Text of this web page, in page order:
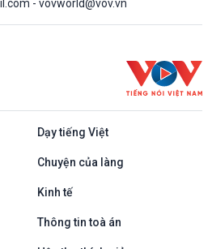
- vovworld@vov.vn
Dạy tiếng Việt
Chuyện của làng
Kinh tế
Thông tin toà án